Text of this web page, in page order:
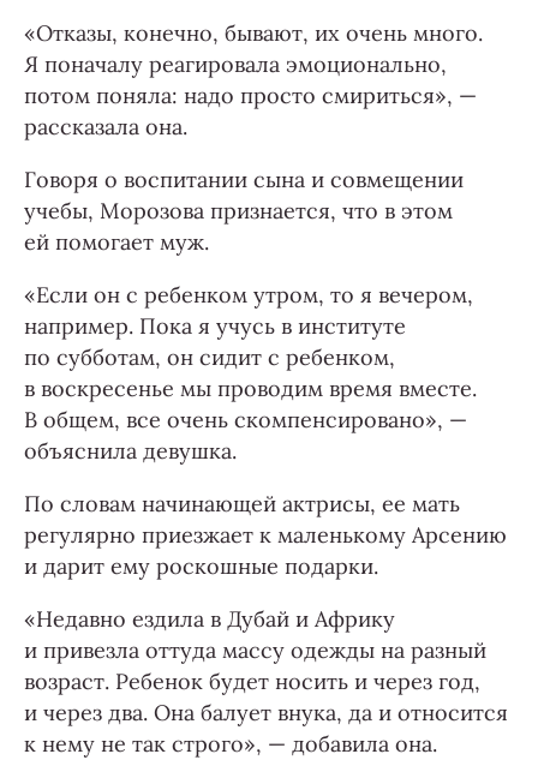
«Отказы, конечно, бывают, их очень много.
Я поначалу реагировала эмоционально,
потом поняла: надо просто смириться», —
рассказала она.
Говоря о воспитании сына и совмещении
учебы, Морозова признается, что в этом
ей помогает муж.
«Если он с ребенком утром, то я вечером,
например. Пока я учусь в институте
по субботам, он сидит с ребенком,
в воскресенье мы проводим время вместе.
В общем, все очень скомпенсировано», —
объяснила девушка.
По словам начинающей актрисы, ее мать
регулярно приезжает к маленькому Арсению
и дарит ему роскошные подарки.
«Недавно ездила в Дубай и Африку
и привезла оттуда массу одежды на разный
возраст. Ребенок будет носить и через год,
и через два. Она балует внука, да и относится
к нему не так строго», — добавила она.